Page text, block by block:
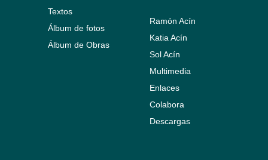
Textos
Álbum de fotos
Álbum de Obras
Ramón Acín
Katia Acín
Sol Acín
Multimedia
Enlaces
Colabora
Descargas